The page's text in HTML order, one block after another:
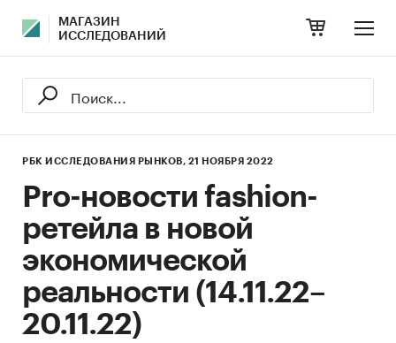
МАГАЗИН
ИССЛЕДОВАНИЙ
РБК ИССЛЕДОВАНИЯ РЫНКОВ, 21 НОЯБРЯ 2022
Pro-новости fashion-
ретейла в новой
экономической
реальности (14.11.22–
20.11.22)